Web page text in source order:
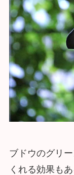
ブドウのグリ
くれる効果も